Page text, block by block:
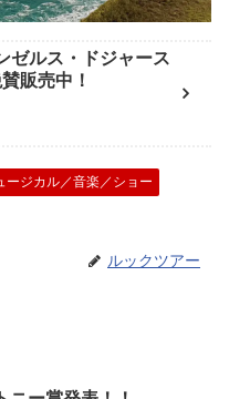
ゼルス・ドジャース
販売中！
ージカル／音楽／ショー
ルックツアー